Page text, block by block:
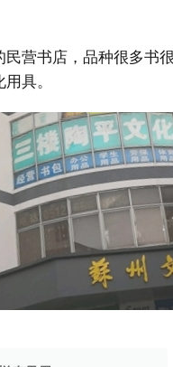
营书店，品种很多书
具。